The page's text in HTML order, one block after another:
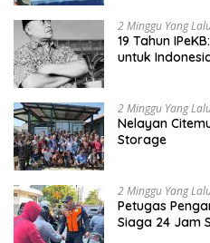
2 Minggu Yang
19 Tahun
untuk
2 Minggu Yang
Nelayan
Storage
2 Minggu Yang
Petugas
Siaga 24 Jam